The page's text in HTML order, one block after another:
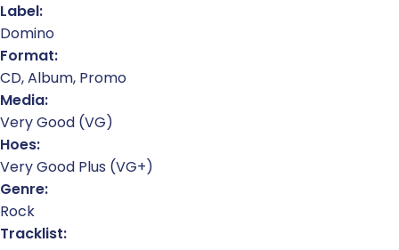
Label:
Domino
Format:
CD, Album, Promo
Media:
Very Good (VG)
Hoes:
Very Good Plus (VG+)
Genre:
Rock
Tracklist: